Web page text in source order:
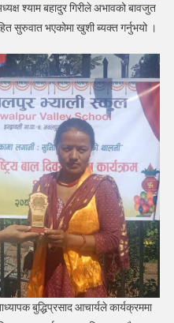
श्याम बहादुर गिरीले अभावको बावजुत
सुरुवात भएकोमा खुशी ब्यक्त गर्नुभयो ।
बुद्धिप्रसाद आचार्यले कार्यक्रममा